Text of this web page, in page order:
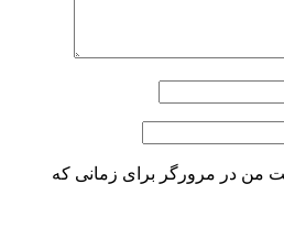
من در مرورگر برای زمانی که